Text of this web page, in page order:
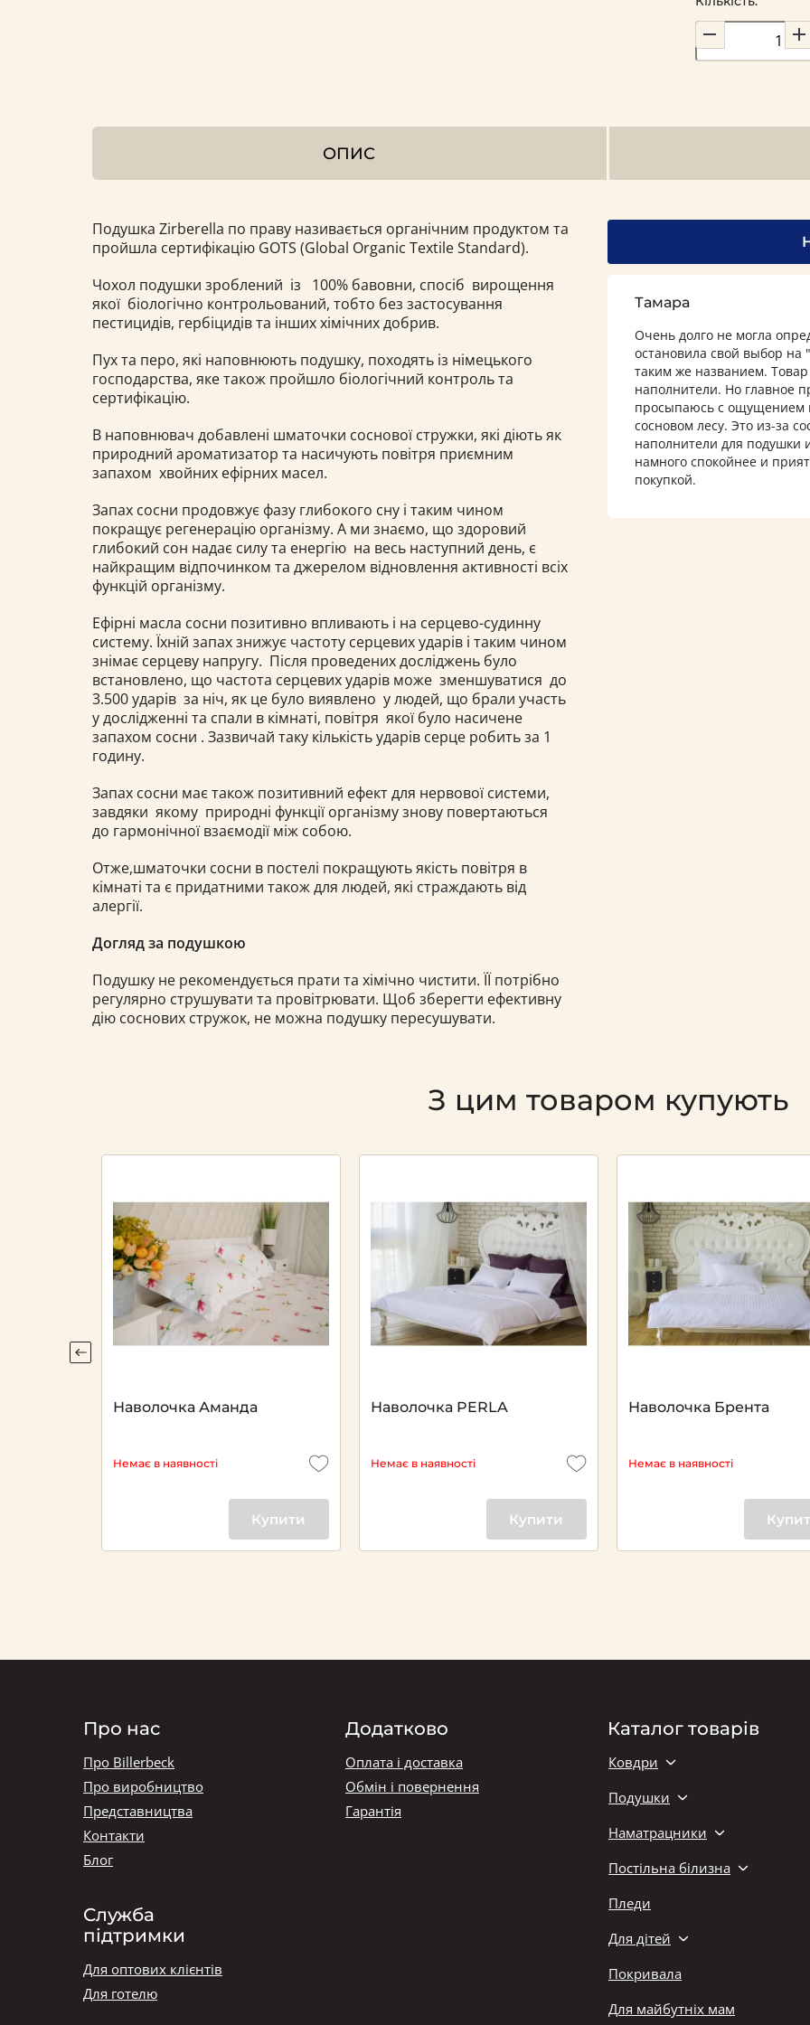
ОПИС
Подушка Zirberella по праву називається органічним продуктом та
пройшла сертифікацію GOTS (Global Organic Textile Standard).
Чохол подушки зроблений із 100% бавовни, спосіб вирощення
якої біологічно контрольований, тобто без застосування
пестицидів, гербіцидів та інших хімічних добрив.
Пух та перо, які наповнюють подушку, походять із німецького
господарства, яке також пройшло біологічний контроль та
сертифікацію.
В наповнювач добавлені шматочки соснової стружки, які діють як
природний ароматизатор та насичують повітря приємним
запахом хвойних ефірних масел.
Запах сосни продовжує фазу глибокого сну і таким чином
покращує регенерацію організму. А ми знаємо, що здоровий
глибокий сон надає силу та енергію на весь наступний день, є
найкращим відпочинком та джерелом відновлення активності всіх
функцій організму.
Ефірні масла сосни позитивно впливають і на серцево-судинну
систему. Їхній запах знижує частоту серцевих ударів і таким чином
знімає серцеву напругу. Після проведених досліджень було
встановлено, що частота серцевих ударів може зменшуватися до
3.500 ударів за ніч, як це було виявлено у людей, що брали участь
у дослідженні та спали в кімнаті, повітря якої було насичене
запахом сосни . Зазвичай таку кількість ударів серце робить за 1
годину.
Запах сосни має також позитивний ефект для нервової системи,
завдяки якому природні функції організму знову повертаються
до гармонічної взаємодії між собою.
Отже,шматочки сосни в постелі покращують якість повітря в
кімнаті та є придатними також для людей, які страждають від
алергії.
Догляд за подушкою
Подушку не рекомендується прати та хімічно чистити. ЇЇ потрібно
регулярно струшувати та провітрювати. Щоб зберегти ефективну
дію соснових стружок, не можна подушку пересушувати.
Тамара
Очень долго не могла
остановила свой выбор на
таким же названием.
наполнители. Но главное
просыпаюсь с ощущением
сосновом лесу. Это из-за
наполнители для подушки
намного спокойнее и
покупкой.
З цим товаром купують
Наволочка Аманда
Немає в наявності
Купити
Наволочка PERLA
Немає в наявності
Купити
Наволочка Брента
Немає в наявності
Next
Каталог товарів
Ковдри
Подушки
Наматрацники
Постільна білизна
Пледи
Для дітей
Покривала
Для майбутніх мам
Про нас
Про Billerbeck
Про виробництво
Представництва
Контакти
Блог
Служба
підтримки
Для оптових клієнтів
Для готелю
Додатково
Оплата і доставка
Обмін і повернення
Гарантія